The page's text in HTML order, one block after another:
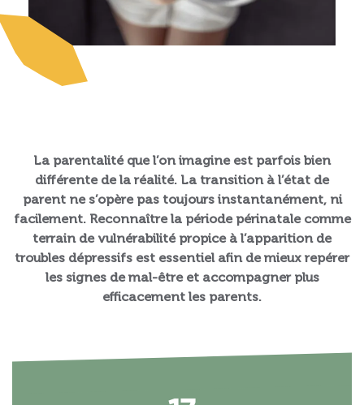
La parentalité que l’on imagine est parfois bien
différente de la réalité. La transition à l’état de
parent ne s’opère pas toujours instantanément, ni
facilement. Reconnaître la période périnatale comme
terrain de vulnérabilité propice à l’apparition de
troubles dépressifs est essentiel afin de mieux repérer
les signes de mal-être et accompagner plus
efficacement les parents.